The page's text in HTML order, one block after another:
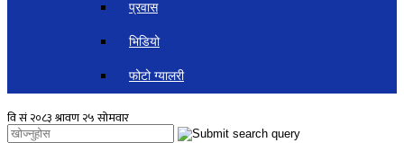
प्रवास
भिडियो
फोटो ग्यालरी